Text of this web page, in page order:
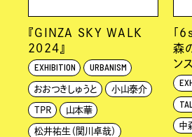
『GINZA SKY WALK
2024』​
EXHIBITION
URBANISM
おおつきしゅうと 小山泰介
TPR 山本華
松井祐生（関川卓哉）
森
ン
中